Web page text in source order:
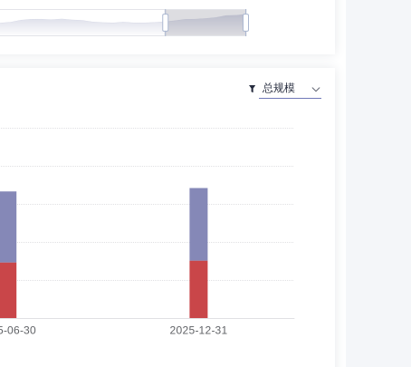
任监察稽核部副总监，监察稽核部总监。
。